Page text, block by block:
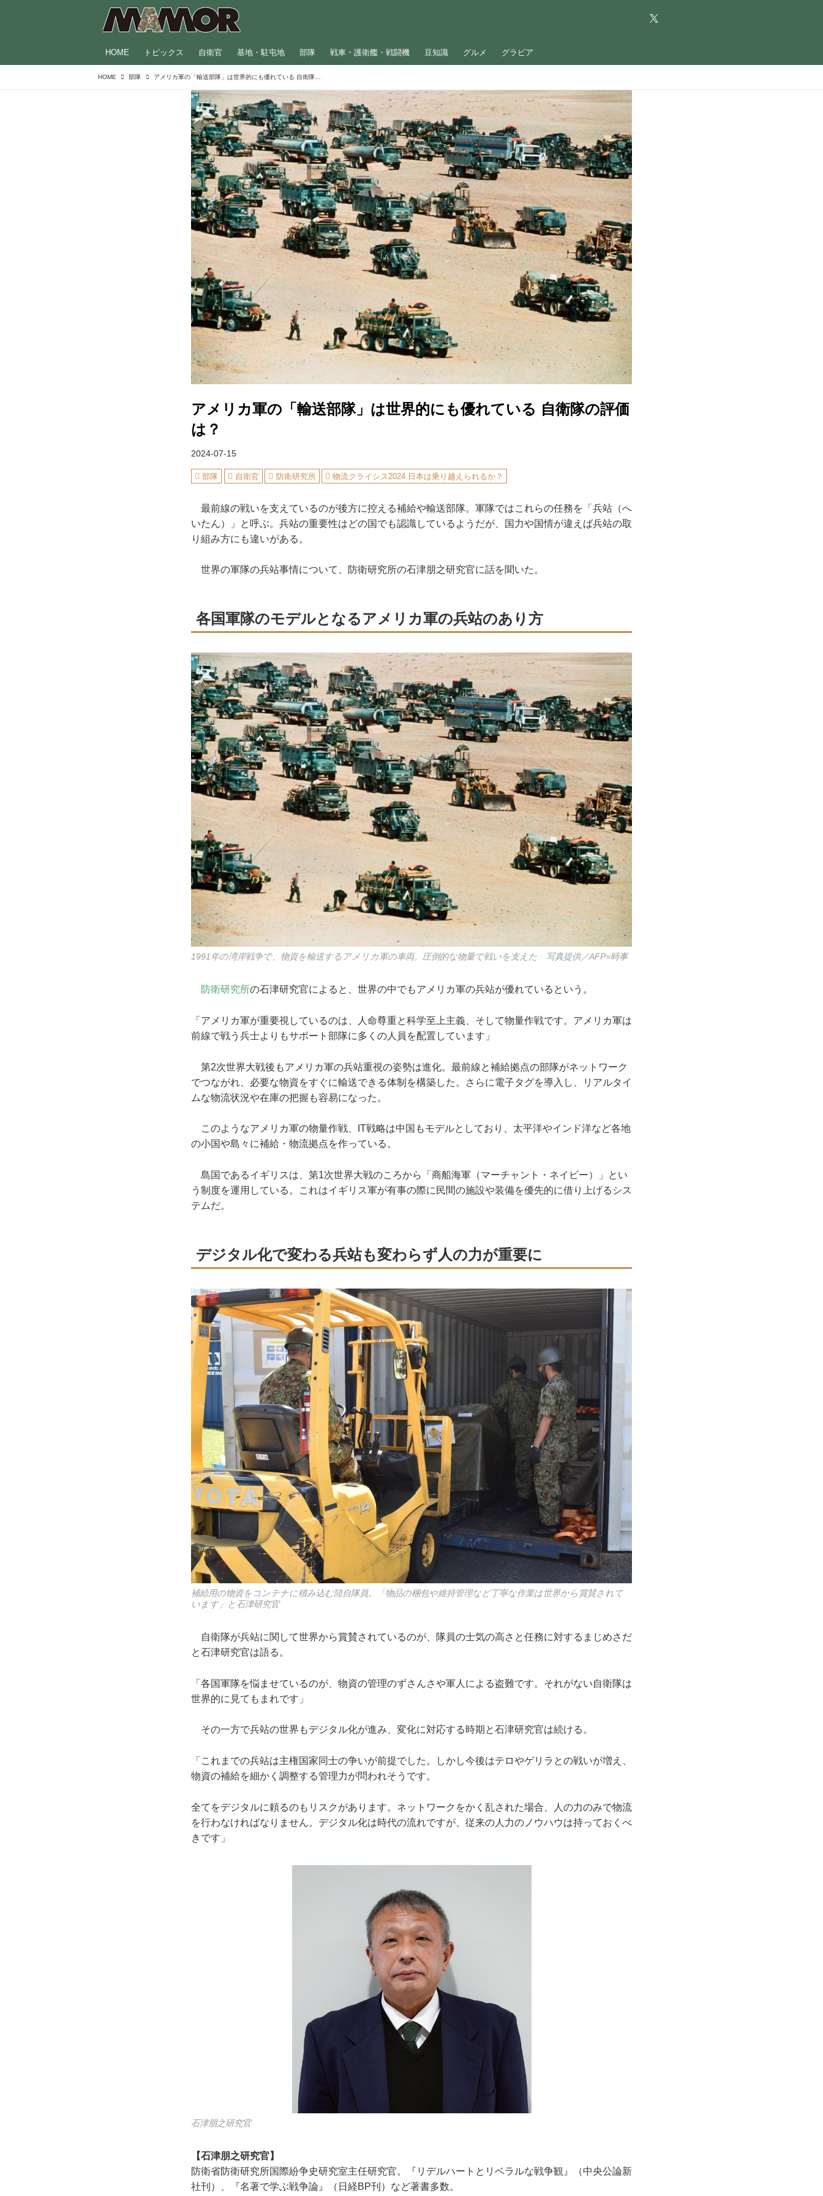
HOME トピックス 自衛官 基地・駐屯地 部隊 戦車・護衛艦・戦闘機 豆知識 グルメ グラビア
HOME 部隊 アメリカ軍の「輸送部隊」は世界的にも優れている 自衛隊の評価は？
アメリカ軍の「輸送部隊」は世界的にも優れている 自衛隊の評価
は？
2024-07-15
部隊 自衛官 防衛研究所 物流クライシス2024 日本は乗り越えられるか？
最前線の戦いを支えているのが後方に控える補給や輸送部隊。軍隊ではこれらの任務を「兵站（へ
いたん）」と呼ぶ。兵站の重要性はどの国でも認識しているようだが、国力や国情が違えば兵站の取
り組み方にも違いがある。
世界の軍隊の兵站事情について、防衛研究所の石津朋之研究官に話を聞いた。
各国軍隊のモデルとなるアメリカ軍の兵站のあり方
1991年の湾岸戦争で、物資を輸送するアメリカ軍の車両。圧倒的な物量で戦いを支えた 写真提供／AFP=時事
防衛研究所の石津研究官によると、世界の中でもアメリカ軍の兵站が優れているという。
「アメリカ軍が重要視しているのは、人命尊重と科学至上主義、そして物量作戦です。アメリカ軍は
前線で戦う兵士よりもサポート部隊に多くの人員を配置しています」
第2次世界大戦後もアメリカ軍の兵站重視の姿勢は進化。最前線と補給拠点の部隊がネットワーク
でつながれ、必要な物資をすぐに輸送できる体制を構築した。さらに電子タグを導入し、リアルタイ
ムな物流状況や在庫の把握も容易になった。
このようなアメリカ軍の物量作戦、IT戦略は中国もモデルとしており、太平洋やインド洋など各地
の小国や島々に補給・物流拠点を作っている。
島国であるイギリスは、第1次世界大戦のころから「商船海軍（マーチャント・ネイビー）」とい
う制度を運用している。これはイギリス軍が有事の際に民間の施設や装備を優先的に借り上げるシス
テムだ。
デジタル化で変わる兵站も変わらず人の力が重要に
補給用の物資をコンテナに積み込む陸自隊員。「物品の梱包や維持管理など丁寧な作業は世界から賞賛されて
います」と石津研究官
自衛隊が兵站に関して世界から賞賛されているのが、隊員の士気の高さと任務に対するまじめさだ
と石津研究官は語る。
「各国軍隊を悩ませているのが、物資の管理のずさんさや軍人による盗難です。それがない自衛隊は
世界的に見てもまれです」
その一方で兵站の世界もデジタル化が進み、変化に対応する時期と石津研究官は続ける。
「これまでの兵站は主権国家同士の争いが前提でした。しかし今後はテロやゲリラとの戦いが増え、
物資の補給を細かく調整する管理力が問われそうです。
全てをデジタルに頼るのもリスクがあります。ネットワークをかく乱された場合、人の力のみで物流
を行わなければなりません。デジタル化は時代の流れですが、従来の人力のノウハウは持っておくべ
きです」
石津朋之研究官
【石津朋之研究官】
防衛省防衛研究所国際紛争史研究室主任研究官。『リデルハートとリベラルな戦争観』（中央公論新
社刊）、『名著で学ぶ戦争論』（日経BP刊）など著書多数。